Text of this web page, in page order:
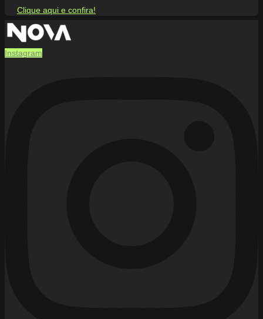
Clique aqui e confira!
Instagram